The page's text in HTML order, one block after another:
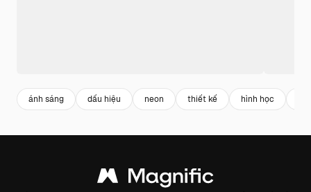
ánh sáng dấu hiệu neon thiết kế hình học